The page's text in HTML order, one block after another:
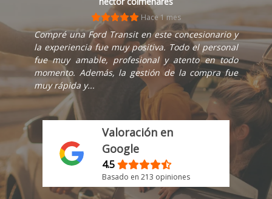
Hace 1 mes
Compré una Ford Transit en este concesionario y
la experiencia fue muy positiva. Todo el personal
fue muy amable, profesional y atento en todo
momento. Además, la gestión de la compra fue
muy rápida y...
Valoración en
Google
4.5
Basado en 213 opiniones